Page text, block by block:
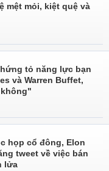
mệt mỏi, kiệt quệ và
tỏ năng lực bạn
và Warren Buffet,
họp cổ đông, Elon
tweet về việc bán
lửa